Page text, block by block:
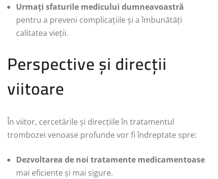
Urmați sfaturile medicului dumneavoastră
pentru a preveni complicațiile și a îmbunătăți
calitatea vieții.
Perspective și direcții
viitoare
În viitor, cercetările și direcțiile în tratamentul
trombozei venoase profunde vor fi îndreptate spre:
Dezvoltarea de noi tratamente medicamentoase
mai eficiente și mai sigure.